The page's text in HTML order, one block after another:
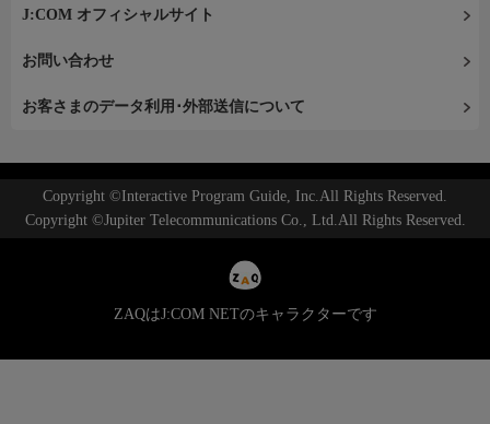
J:COM オフィシャルサイト
お問い合わせ
お客さまのデータ利用･外部送信について
Copyright ©Interactive Program Guide, Inc.All Rights Reserved.
Copyright ©Jupiter Telecommunications Co., Ltd.All Rights Reserved.
ZAQはJ:COM NETのキャラクターです